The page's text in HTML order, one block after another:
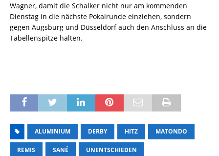
Wagner, damit die Schalker nicht nur am kommenden
Dienstag in die nächste Pokalrunde einziehen, sondern
gegen Augsburg und Düsseldorf auch den Anschluss an die
Tabellenspitze halten.
ALUMINIUM DERBY HITZ MATONDO
REMIS SANÉ UNENTSCHIEDEN